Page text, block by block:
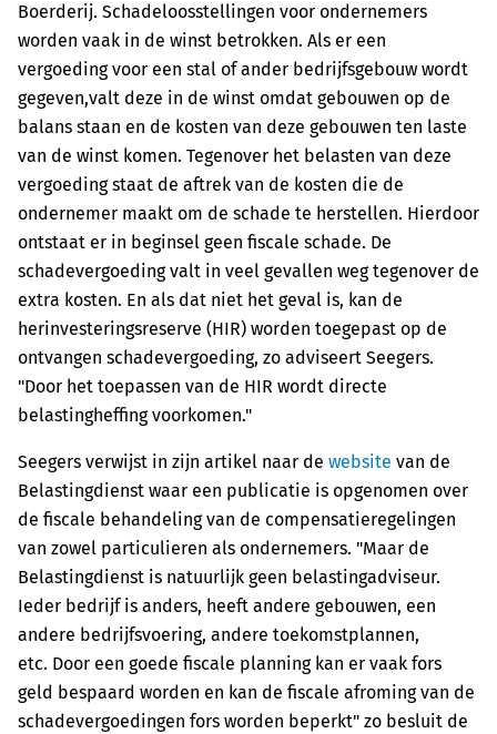
Boerderij. Schadeloosstellingen voor ondernemers
worden vaak in de winst betrokken. Als er een
vergoeding voor een stal of ander bedrijfsgebouw wordt
gegeven,valt deze in de winst omdat gebouwen op de
balans staan en de kosten van deze gebouwen ten laste
van de winst komen. Tegenover het belasten van deze
vergoeding staat de aftrek van de kosten die de
ondernemer maakt om de schade te herstellen. Hierdoor
ontstaat er in beginsel geen fiscale schade. De
schadevergoeding valt in veel gevallen weg tegenover de
extra kosten. En als dat niet het geval is, kan de
herinvesteringsreserve (HIR) worden toegepast op de
ontvangen schadevergoeding, zo adviseert Seegers.
"Door het toepassen van de HIR wordt directe
belastingheffing voorkomen."
Seegers verwijst in zijn artikel naar de website van de
Belastingdienst waar een publicatie is opgenomen over
de fiscale behandeling van de compensatieregelingen
van zowel particulieren als ondernemers. "Maar de
Belastingdienst is natuurlijk geen belastingadviseur.
Ieder bedrijf is anders, heeft andere gebouwen, een
andere bedrijfsvoering, andere toekomstplannen,
etc. Door een goede fiscale planning kan er vaak fors
geld bespaard worden en kan de fiscale afroming van de
schadevergoedingen fors worden beperkt" zo besluit de